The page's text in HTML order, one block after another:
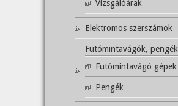
Vizsgálóárak
Elektromos szerszámok
Futómintavágók, pengék
Futómintavágó gépek
Pengék